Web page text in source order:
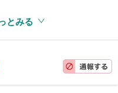
とみる